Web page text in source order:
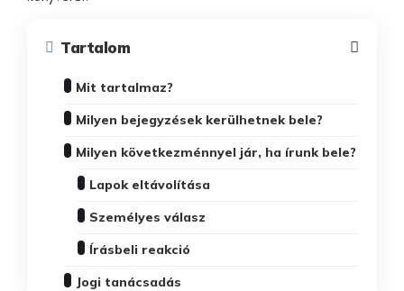
Tartalom
Mit tartalmaz?
Milyen bejegyzések kerülhetnek bele?
Milyen következménnyel jár, ha írunk bele?
Lapok eltávolítása
Személyes válasz
Írásbeli reakció
Jogi tanácsadás